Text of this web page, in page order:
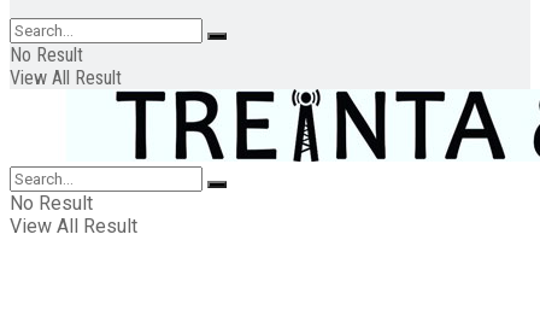
No Result
View All Result
No Result
View All Result